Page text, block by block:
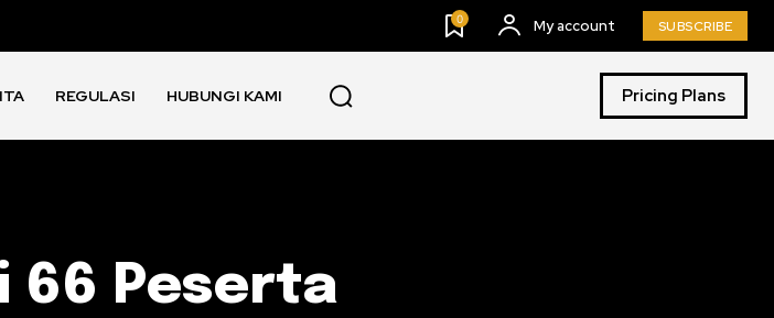
0 My account SUBSCRIBE
REGULASI HUBUNGI KAMI Pricing Plans
66 Peserta